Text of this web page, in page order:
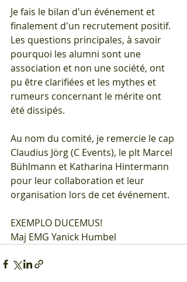
Je fais le bilan d'un événement et
finalement d'un recrutement positif.
Les questions principales, à savoir
pourquoi les alumni sont une
association et non une société, ont
pu être clarifiées et les mythes et
rumeurs concernant le mérite ont
été dissipés.
Au nom du comité, je remercie le cap
Claudius Jörg (C Events), le plt Marcel
Bühlmann et Katharina Hintermann
pour leur collaboration et leur
organisation lors de cet événement.
EXEMPLO DUCEMUS!
Maj EMG Yanick Humbel